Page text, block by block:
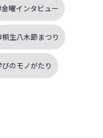
曜インタビュー
桐生八木節まつり
のモノがたり